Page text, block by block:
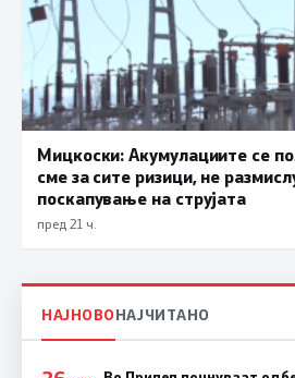
Мицкоски: Акумулациите се
сме за сите ризици, не
поскапување на струјата
пред 21 ч.
НАЈНОВОНАЈЧИТАНО